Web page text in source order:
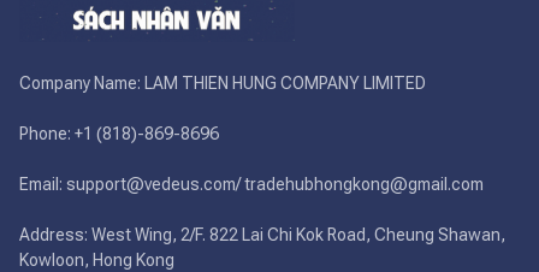
Company Name: LAM THIEN HUNG COMPANY LIMITED
Phone: +1 (818)-869-8696
Email: support@vedeus.com/ tradehubhongkong@gmail.com
Address: West Wing, 2/F. 822 Lai Chi Kok Road, Cheung Shawan,
Kowloon, Hong Kong